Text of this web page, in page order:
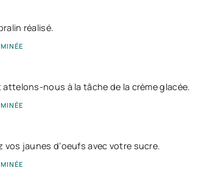
réalisé.
nous à la tâche de la crème glacée.
vos jaunes d’oeufs avec votre sucre.